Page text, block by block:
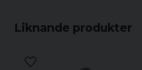
Liknande produkter